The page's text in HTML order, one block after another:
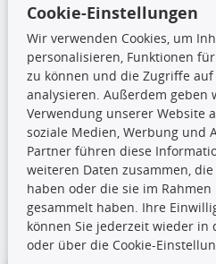
TecDoc Inside
Die hier
dürfen
unterlassen, die Daten oder die
vorherige Zustimmung TecDocs
verbreiten und/oder diese
zu lassen. Ein Zuwiderhandeln
Urheberrechtsverletzung dar
Ronny’s Newsletter
Cookie-Einstellungen
Wir verwenden Cookies, um
personalisieren, Funktionen
zu können und die Zugriffe
analysieren. Außerdem
Verwendung unserer Website
soziale Medien, Werbung und
Partner führen diese
weiteren Daten zusammen,
haben oder die sie im
gesammelt haben. Ihre
können Sie jederzeit wieder
oder über die Cookie-